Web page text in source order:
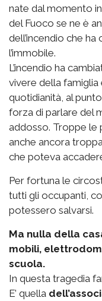
nate dal momento
del Fuoco se ne è
dell’incendio che
l’immobile.
L’incendio ha
vivere della famiglia
quotidianità, al
forza di parlare del
addosso. Troppe le
anche ancora
che poteva
Per fortuna le
tutti gli occupanti,
potessero salvarsi.
Ma nulla della
mobili,
scuola.
In questa tragedia
E’ quella